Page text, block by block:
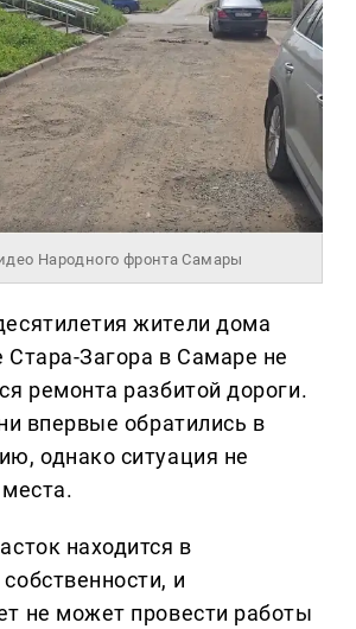
Народного фронта Самары
жители дома
Загора в Самаре не
ремонта разбитой дороги.
впервые обратились в
однако ситуация не
находится в
и
не может провести работы